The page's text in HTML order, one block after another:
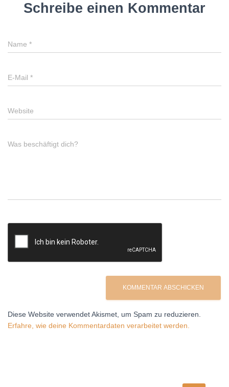
Schreibe einen Kommentar
Name *
E-Mail *
Website
Was beschäftigt dich?
Diese Website verwendet Akismet, um Spam zu reduzieren.
Erfahre, wie deine Kommentardaten verarbeitet werden.